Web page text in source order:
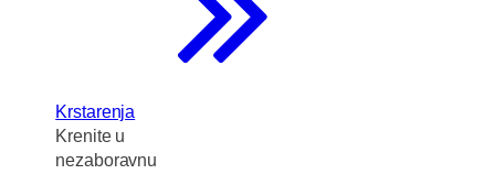
Krstarenja
Krenite u
nezaboravnu